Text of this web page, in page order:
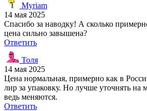
Myriam
14 мая 2025
Спасибо за наводку! А сколько
цена сильно завышена?
Ответить
Толя
14 мая 2025
Цена нормальная, примерно как в
лир за упаковку. Но лучше уточнять на
ведь меняются.
Ответить